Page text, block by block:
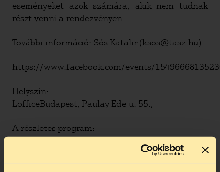
eseményeket azok számára, akik nem tudnak
részt venni a rendezvényen.
További információ: Sós Katalin(ksos@tasz.hu).
https://www.facebook.com/events/
Helyszín:
LofficeBudapest, Paulay Ede u. 55.,
A részletes program:
Dénes Balázs, Tóth Gábor Attila